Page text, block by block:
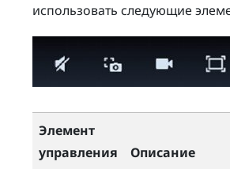
использовать следующие
Элемент
управления
Описание